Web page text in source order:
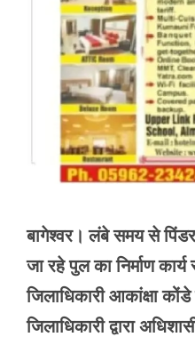
बागेश्वर। लंबे समय से पिंडर
जा रहे पुल का निर्माण
जिलाधिकारी आकांक्षा
जिलाधिकारी द्वारा